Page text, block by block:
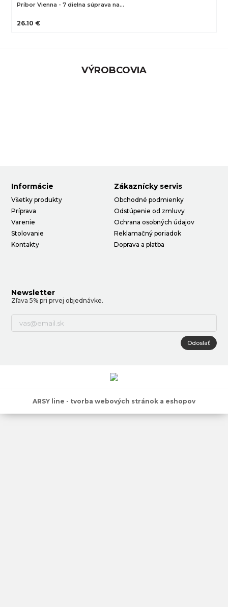
Príbor Vienna - 7 dielna súprava na…
26.10 €
VÝROBCOVIA
Informácie
Všetky produkty
Príprava
Varenie
Stolovanie
Kontakty
Zákaznícky servis
Obchodné podmienky
Odstúpenie od zmluvy
Ochrana osobných údajov
Reklamačný poriadok
Doprava a platba
Newsletter
Zľava 5% pri prvej objednávke.
Odoslať
ARSY line - tvorba webových stránok a eshopov